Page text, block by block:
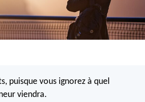
puisque vous ignorez à quel
viendra.